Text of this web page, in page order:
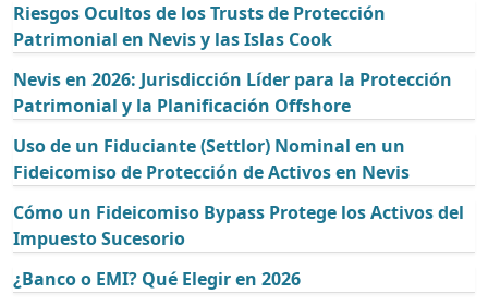
Riesgos Ocultos de los Trusts de Protección
Patrimonial en Nevis y las Islas Cook
Nevis en 2026: Jurisdicción Líder para la Protección
Patrimonial y la Planificación Offshore
Uso de un Fiduciante (Settlor) Nominal en un
Fideicomiso de Protección de Activos en Nevis
Cómo un Fideicomiso Bypass Protege los Activos del
Impuesto Sucesorio
¿Banco o EMI? Qué Elegir en 2026